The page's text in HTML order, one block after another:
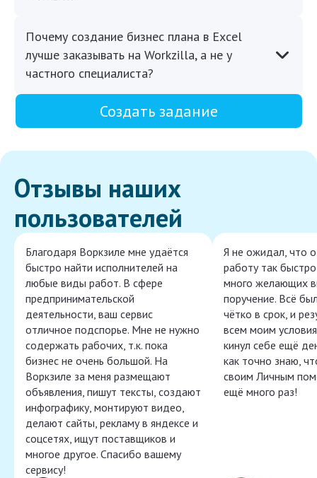
Почему создание бизнес плана в Excel
лучше заказывать на Workzilla, а не у
частного специалиста?
Создать задание
Отзывы наших
пользователей
Благодаря Воркзиле мне удаётся
быстро найти исполнителей на
любые виды работ. В сфере
предпринимательской
деятельности, ваш сервис
отличное подспорье. Мне не нужно
содержать рабочих, т.к. пока
бизнес не очень большой. На
Воркзиле за меня размещают
объявления, пишут тексты, создают
инфографику, монтируют видео,
делают сайты, рекламу в яндексе и
соцсетях, ищут поставщиков и
многое другое. Спасибо вашему
сервису!
Я не ожидал, что
работу так
много желающих
поручение. Всё
чётко в срок, и
всем моим
кинул себе ещё
как точно знаю,
своим Личным
ещё много раз!